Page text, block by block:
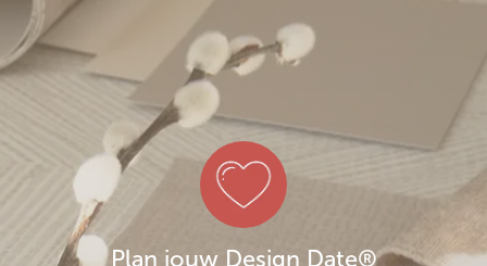
Plan jouw Design Date®